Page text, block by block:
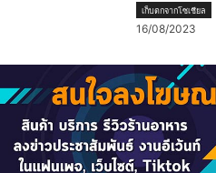
เก็บตกจากโซเชียล
16/08/2023